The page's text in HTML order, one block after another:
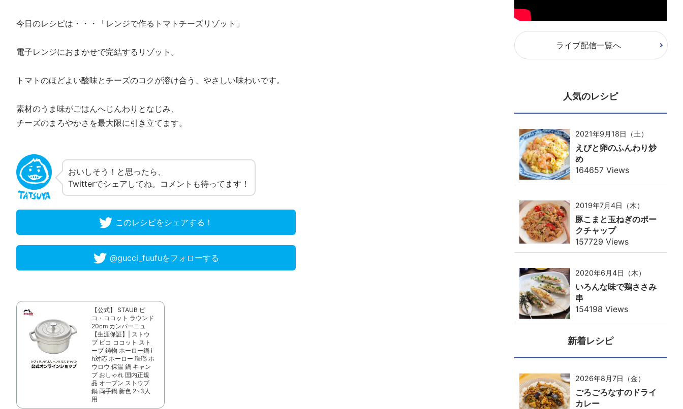
今日のレシピは・・・「レンジで作るトマトチーズリゾット」
電子レンジにおまかせで完結するリゾット。
トマトのほどよい酸味とチーズのコクが溶け合う、やさしい味わいです。
素材のうま味がごはんへじんわりとなじみ、
チーズのまろやかさを最大限に引き立てます。
おいしそう！と思ったら、
Twitterでシェアしてね。コメントも待ってます！
このレシピをシェアする！
@gucci_fuufuをフォローする
【公式】 STAUB ピ
コ・ココット ラウンド
20cm カンパーニュ
【生涯保証】| ストウ
ブ ピコ ココット スト
ーブ 鋳物 ホーロー鍋 i
h対応 ホーロー 琺瑯 ホ
ウロウ 保温 鍋 キャン
プ おしゃれ 国内正規
品 オーブン ストウブ
鍋 両手鍋 新色 2~3人
用
ライブ配信一覧へ
人気のレシピ
2021年9月18日（土）
えびと卵のふんわり炒
め
164657 Views
2019年7月4日（木）
豚こまと玉ねぎのポー
クチャップ
157729 Views
2020年6月4日（木）
いろんな味で鶏ささみ
串
154198 Views
新着レシピ
2026年8月7日（金）
ごろごろなすのドライ
カレー